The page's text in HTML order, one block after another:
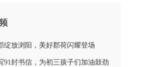
绽放浏阳，美好郡荷闪耀登场
91封书信，为初三孩子们加油鼓劲